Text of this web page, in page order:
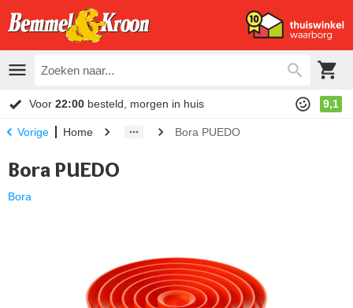
Voor 22:00 besteld, morgen in huis 9,1
Vorige Home Bora PUEDO
Bora PUEDO
Bora